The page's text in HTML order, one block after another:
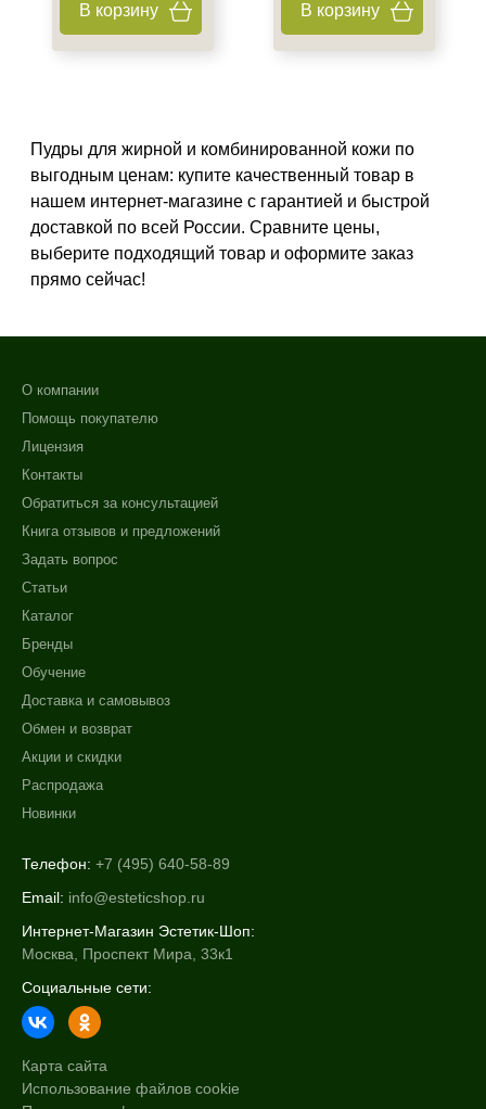
Класс косметики
Показать еще
Тип кожи
Жирная
Показать еще
Действие
Показать еще
Назначение против
Применение
После пилинга
Результат
Гладкость
Защита
Защита от УФ-лучей
В корзину В корзину
Пудры для жирной и комбинированной кожи по
выгодным ценам: купите качественный товар в
нашем интернет-магазине с гарантией и быстрой
доставкой по всей России. Сравните цены,
выберите подходящий товар и оформите заказ
прямо сейчас!
О компании
Помощь покупателю
Лицензия
Контакты
Обратиться за консультацией
Книга отзывов и предложений
Задать вопрос
Статьи
Каталог
Бренды
Обучение
Доставка и самовывоз
Обмен и возврат
Акции и скидки
Распродажа
Новинки
Телефон: +7 (495) 640-58-89
Email: info@esteticshop.ru
Интернет-Магазин Эстетик-Шоп:
Москва, Проспект Мира, 33к1
Социальные сети:
Карта сайта
Использование файлов cookie
+7 (929) 933-09-89